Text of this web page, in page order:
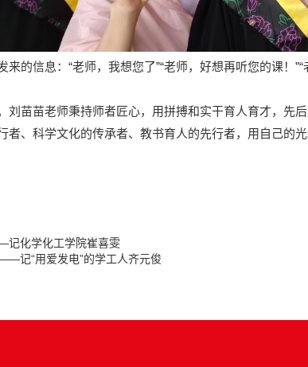
来的信息：“老师，我想您了”“老师，好想再听您的课
苗苗老师秉持师者匠心，用拼搏和实干育人育才，先
者、科学文化的传承者、教书育人的先行者，用自己的光
记化学化工学院崔喜雯
记“用爱发电”的学工人齐元俊